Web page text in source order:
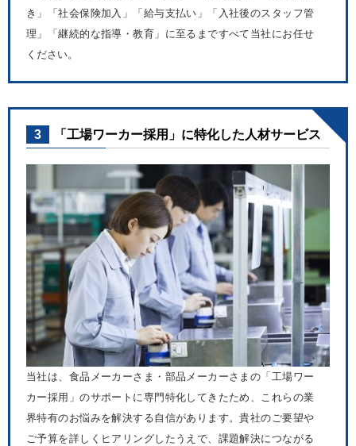
き」「社会保険加入」「給与支払い」「入社後のスタッフ管
理」「継続的な指導・教育」に至るまですべて当社にお任せ
ください。
3 「工場ワーカー採用」に特化した人材サービス
当社は、食品メーカーさま・部品メーカーさまの「工場ワー
カー採用」のサポートに専門特化してきたため、これらの業
界特有のお悩みを解決する自信があります。貴社のご要望や
ご予算を詳しくヒアリングしたうえで、課題解決につながる